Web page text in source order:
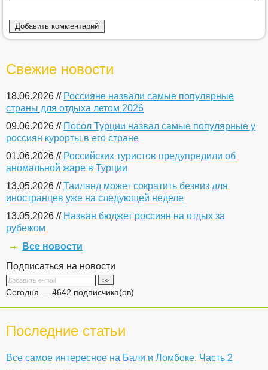
Свежие новости
18.06.2026 // Россияне назвали самые популярные
страны для отдыха летом 2026
09.06.2026 // Посол Турции назвал самые популярные у
россиян курорты в его стране
01.06.2026 // Российских туристов предупредили об
аномальной жаре в Турции
13.05.2026 //Таиланд может сократить безвиз для
иностранцев уже на следующей неделе
13.05.2026 // Назван бюджет россиян на отдых за
рубежом
Все новости
Подписаться на новости
Сегодня — 4642 подписчика(ов)
Последние статьи
Все самое интересное на Бали и Ломбоке. Часть 2